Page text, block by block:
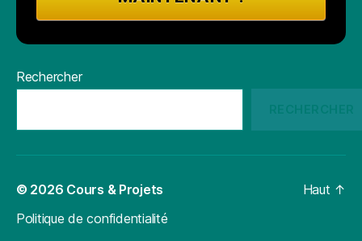
Rechercher
© 2026 Cours & Projets
Politique de confidentialité
Haut ↑